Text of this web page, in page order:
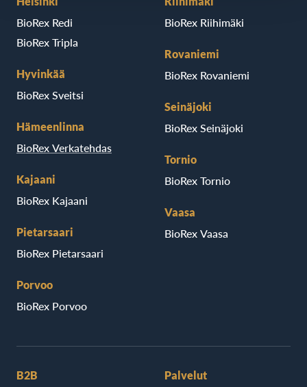
BioRex Redi
BioRex Tripla
Hyvinkää
BioRex Sveitsi
Hämeenlinna
BioRex Verkatehdas
Kajaani
BioRex Kajaani
Pietarsaari
BioRex Pietarsaari
Porvoo
BioRex Porvoo
BioRex Riihimäki
Rovaniemi
BioRex Rovaniemi
Seinäjoki
BioRex Seinäjoki
Tornio
BioRex Tornio
Vaasa
BioRex Vaasa
B2B
Palvelut